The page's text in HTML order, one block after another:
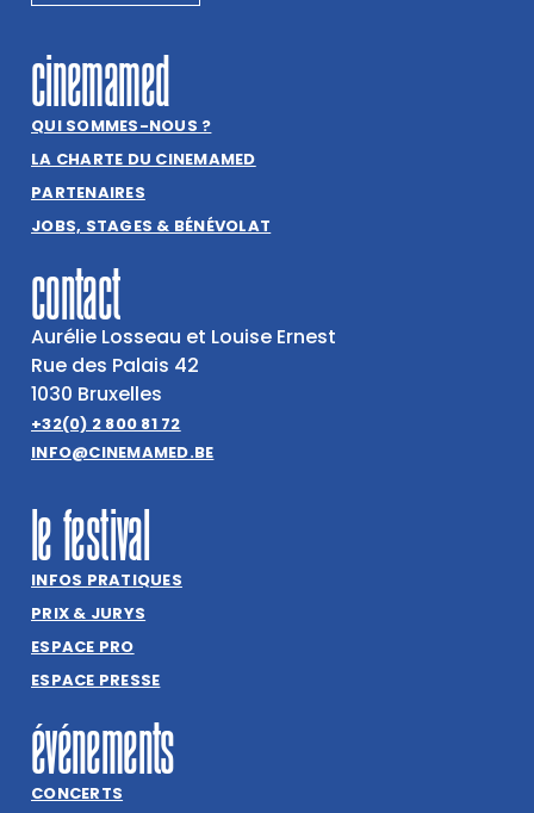
cinemamed
QUI SOMMES-NOUS ?
LA CHARTE DU CINEMAMED
PARTENAIRES
JOBS, STAGES & BÉNÉVOLAT
contact
Aurélie Losseau et Louise Ernest
Rue des Palais 42
1030 Bruxelles
+32(0) 2 800 81 72
INFO@CINEMAMED.BE
le festival
INFOS PRATIQUES
PRIX & JURYS
ESPACE PRO
ESPACE PRESSE
événements
CONCERTS